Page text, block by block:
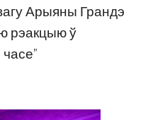
Арыяны Грандэ
рэакцыю ў